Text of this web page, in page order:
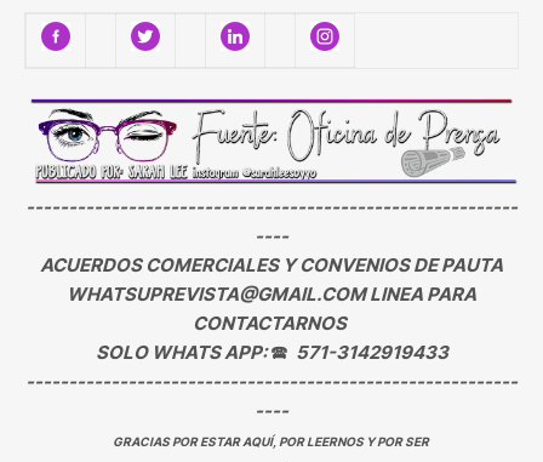
----------------------------------------------------------
----
ACUERDOS COMERCIALES Y CONVENIOS DE PAUTA
WHATSUPREVISTA@GMAIL.COM LINEA PARA
CONTACTARNOS
SOLO WHATS APP:🕿 571-3142919433
----------------------------------------------------------
----
GRACIAS POR ESTAR AQUÍ, POR LEERNOS Y POR SER